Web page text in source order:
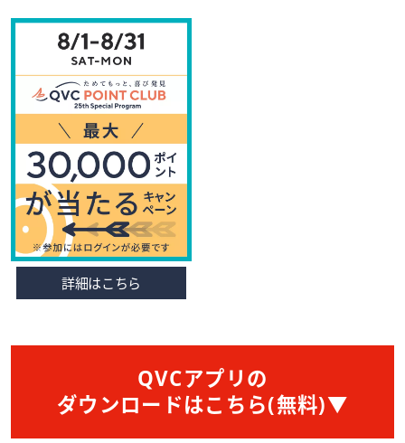
詳細はこちら
QVCアプリの
ダウンロードはこちら(無料)▼